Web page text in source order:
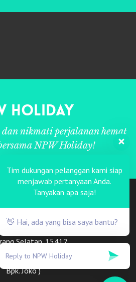
Holiday
dan nikmati perjalanan hemat
NPW Holiday!
HOLIDAY
RT. 03/05. Rempoa Ciputat Timur
Selatan. 15412
9997 9898 | 0857 2222 2988 (
Bpk. Joko )
Tim dukungan pelanggan kami siap
menjawab pertanyaan Anda.
Tanyakan apa saja!
👋 Hai, ada yang bisa saya bantu?